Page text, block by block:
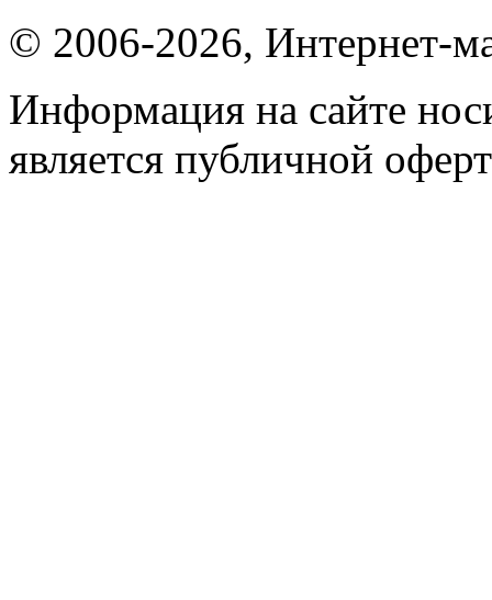
© 2006-2026, Интернет-
Информация на сайте
является публичной